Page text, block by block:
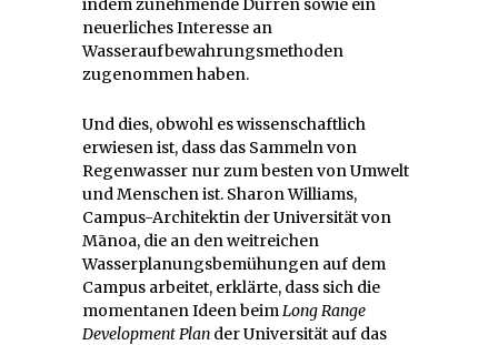
indem zunehmende Dürren sowie ein
neuerliches Interesse an
Wasseraufbewahrungsmethoden
zugenommen haben.
Und dies, obwohl es wissenschaftlich
erwiesen ist, dass das Sammeln von
Regenwasser nur zum besten von Umwelt
und Menschen ist. Sharon Williams,
Campus-Architektin der Universität von
Mānoa, die an den weitreichen
Wasserplanungsbemühungen auf dem
Campus arbeitet, erklärte, dass sich die
momentanen Ideen beimLong Range
Development Plan der Universität auf das